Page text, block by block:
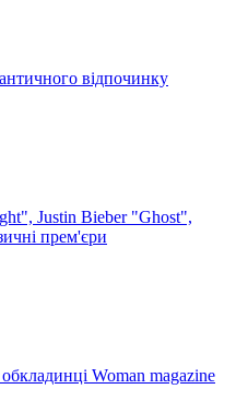
відпочинку
Justin Bieber "Ghost",
прем'єри
Woman magazine